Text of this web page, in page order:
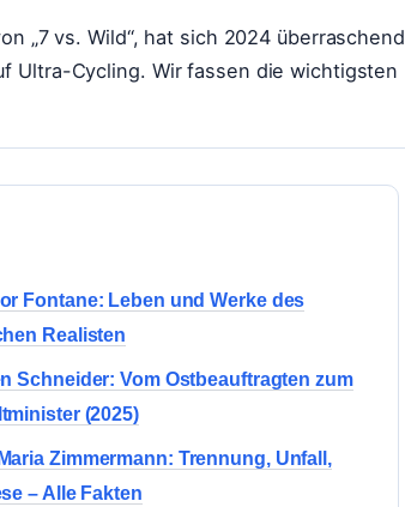
„7 vs. Wild“, hat sich 2024 überraschend
Ultra-Cycling. Wir fassen die wichtigsten
Fontane: Leben und Werke des
Realisten
Schneider: Vom Ostbeauftragten zum
(2025)
Zimmermann: Trennung, Unfall,
– Alle Fakten